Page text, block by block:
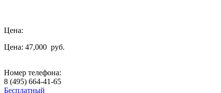
Цена:
Цена: 47,000 руб.
Номер телефона:
8 (495) 664-41-65
Бесплатный